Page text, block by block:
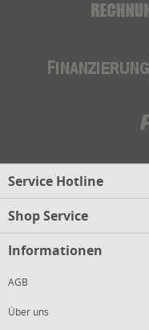
Service Hotline
Shop Service
Informationen
AGB
Über uns